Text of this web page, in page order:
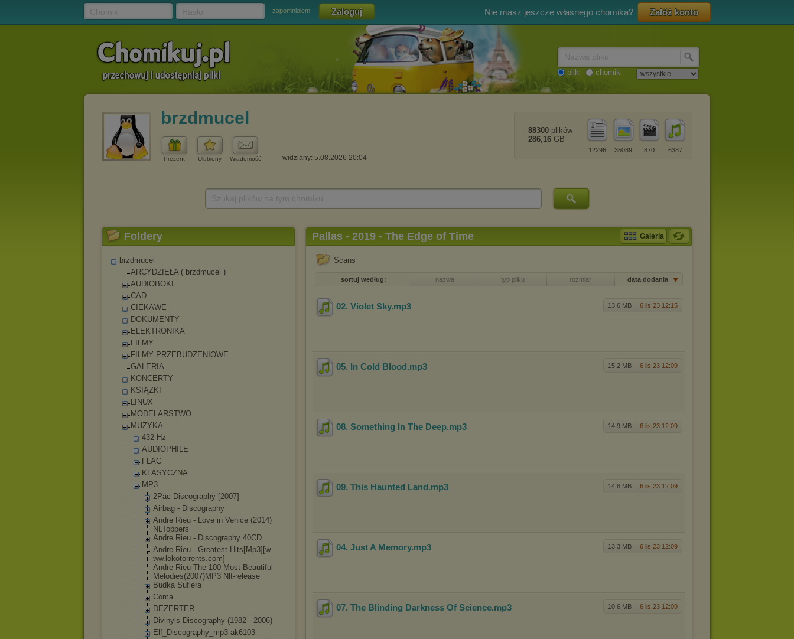
zapomniałem Nie masz jeszcze własnego chomika? Załóż konto
pliki chomiki
brzdmucel
Prezent Ulubiony Wiadomość widziany: 5.08.2026 20:04
6387
870
35089
12296
88300 plików
286,16 GB
Foldery
brzdmucel
ARCYDZIEŁA ( brzdmucel )
AUDIOBOKI
CAD
CIEKAWE
DOKUMENTY
ELEKTRONIKA
FILMY
FILMY PRZEBUDZENIOWE
GALERIA
KONCERTY
KSIĄŻKI
LINUX
MODELARSTWO
MUZYKA
432 Hz
AUDIOPHILE
FLAC
KLASYCZNA
MP3
2Pac Discography [2007]
Airbag - Discography
Andre Rieu - Love in Venice (2014)
NLToppers
Andre Rieu - Discography 40CD
Andre Rieu - Greatest Hits[Mp3][w
ww.lokotorrents.com]
Andre Rieu-The 100 Most Beautiful
Melodies(2007)MP3 Nlt-release
Budka Suflera
Coma
DEZERTER
Divinyls Discography (1982 - 2006)
Elf_Discography_mp3 ak6103
Pallas - 2019 - The Edge of Time Galeria
Scans
sortuj według: nazwa typ pliku rozmiar data dodania
13,6 MB 6 lis 23 12:15
02. Violet Sky.mp3
15,2 MB 6 lis 23 12:09
05. In Cold Blood .mp3
14,9 MB 6 lis 23 12:09
08. Something In The Deep.mp3
14,8 MB 6 lis 23 12:09
09. This Haunted Land .mp3
13,3 MB 6 lis 23 12:09
04. Just A Memory.mp3
10,6 MB 6 lis 23 12:09
07. The Blinding Darkness Of Science.mp3